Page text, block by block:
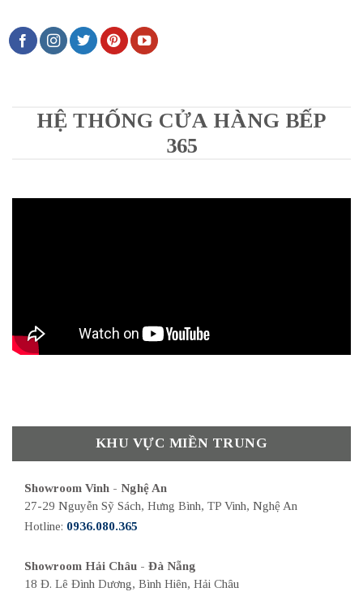
HỆ THỐNG CỬA HÀNG BẾP
365
KHU VỰC MIỀN TRUNG
Showroom Vinh - Nghệ An
27-29 Nguyễn Sỹ Sách, Hưng Bình, TP Vinh, Nghệ An
Hotline: 0936.080.365
Showroom Hải Châu - Đà Nẵng
18 Đ. Lê Đình Dương, Bình Hiên, Hải Châu